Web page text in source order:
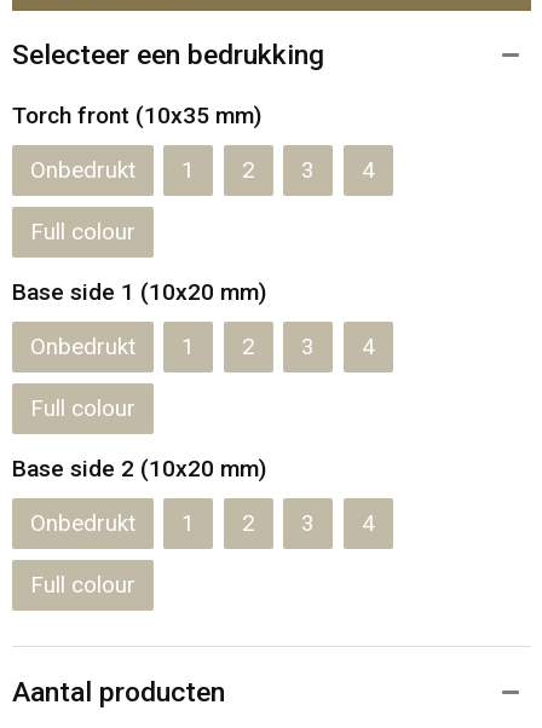
Selecteer een bedrukking
Torch front (10x35 mm)
Onbedrukt 1 2 3 4
Full colour
Base side 1 (10x20 mm)
Onbedrukt 1 2 3 4
Full colour
Base side 2 (10x20 mm)
Onbedrukt 1 2 3 4
Full colour
Aantal producten